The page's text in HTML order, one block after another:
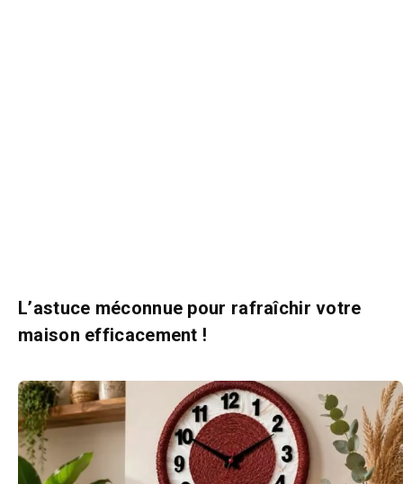
L’astuce méconnue pour rafraîchir votre
maison efficacement !